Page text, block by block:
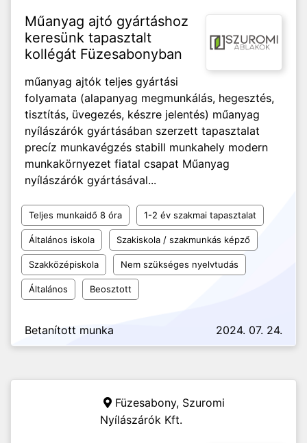
Műanyag ajtó gyártáshoz
keresünk tapasztalt
kollégát Füzesabonyban
műanyag ajtók teljes gyártási
folyamata (alapanyag megmunkálás, hegesztés,
tisztítás, üvegezés, készre jelentés) műanyag
nyílászárók gyártásában szerzett tapasztalat
precíz munkavégzés stabill munkahely modern
munkakörnyezet fiatal csapat Műanyag
nyílászárók gyártásával...
Teljes munkaidő 8 óra 1-2 év szakmai tapasztalat
Általános iskola Szakiskola / szakmunkás képző
Szakközépiskola Nem szükséges nyelvtudás
Általános Beosztott
Betanított munka 2024. 07. 24.
Füzesabony, Szuromi
Nyílászárók Kft.